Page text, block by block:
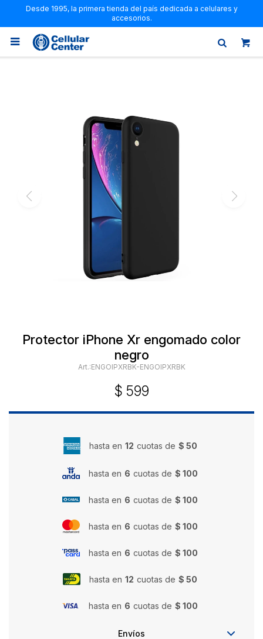
Desde 1995, la primera tienda del país dedicada a celulares y
accesorios.

Protector iPhone Xr engomado color
negro
ENGOIPXRBK-ENGOIPXRBK
$ 599
hasta en 12 cuotas de $ 50
hasta en 6 cuotas de $ 100
hasta en 6 cuotas de $ 100
hasta en 6 cuotas de $ 100
hasta en 6 cuotas de $ 100
hasta en 12 cuotas de $ 50
hasta en 6 cuotas de $ 100
Envíos